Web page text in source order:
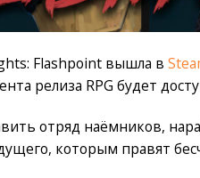
Flashpoint вышла в
релиза RPG будет
отряд наёмников,
которым правят